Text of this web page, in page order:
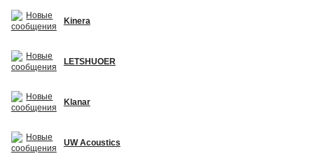
Kinera
LETSHUOER
Klanar
UW Acoustics